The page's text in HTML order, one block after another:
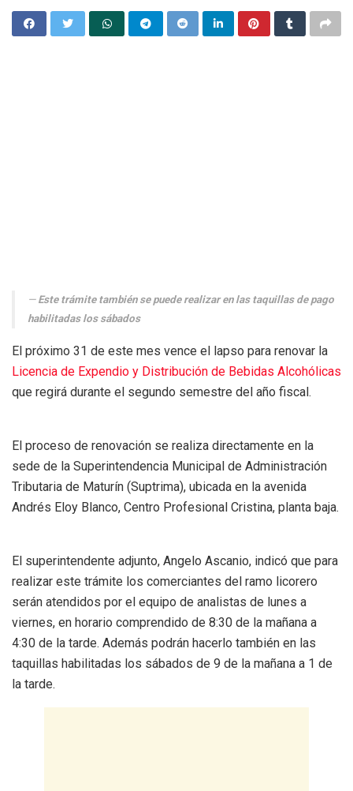
Este trámite también se puede realizar en las taquillas de pago
habilitadas los sábados
El próximo 31 de este mes vence el lapso para renovar la
Licencia de Expendio y Distribución de Bebidas Alcohólicas
que regirá durante el segundo semestre del año fiscal.
El proceso de renovación se realiza directamente en la
sede de la Superintendencia Municipal de Administración
Tributaria de Maturín (Suptrima), ubicada en la avenida
Andrés Eloy Blanco, Centro Profesional Cristina, planta baja.
El superintendente adjunto, Angelo Ascanio, indicó que para
realizar este trámite los comerciantes del ramo licorero
serán atendidos por el equipo de analistas de lunes a
viernes, en horario comprendido de 8:30 de la mañana a
4:30 de la tarde. Además podrán hacerlo también en las
taquillas habilitadas los sábados de 9 de la mañana a 1 de
la tarde.